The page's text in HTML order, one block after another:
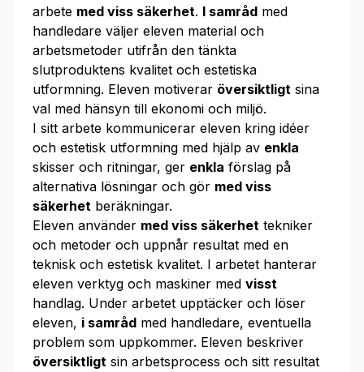
arbete med viss säkerhet. I samråd med
handledare väljer eleven material och
arbetsmetoder utifrån den tänkta
slutproduktens kvalitet och estetiska
utformning. Eleven motiverar översiktligt sina
val med hänsyn till ekonomi och miljö.
I sitt arbete kommunicerar eleven kring idéer
och estetisk utformning med hjälp av enkla
skisser och ritningar, ger enkla förslag på
alternativa lösningar och gör med viss
säkerhet beräkningar.
Eleven använder med viss säkerhet tekniker
och metoder och uppnår resultat med en
teknisk och estetisk kvalitet. I arbetet hanterar
eleven verktyg och maskiner med visst
handlag. Under arbetet upptäcker och löser
eleven, i samråd med handledare, eventuella
problem som uppkommer. Eleven be­skriver
översiktligt sin arbetsprocess och sitt resultat